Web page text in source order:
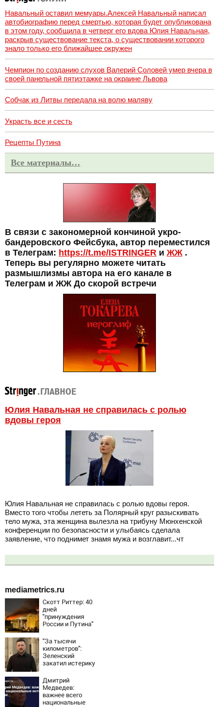
Навальный оставил мемуары.Алексей Навальный написал
автобиографию перед смертью, которая будет опубликована
в этом году, сообщила в четверг его вдова Юлия Навальная,
раскрыв существование текста, о существовании которого
знало только его ближайшее окружен
Чемпион по созданию слухов Валерий Соловей умер вчера в
своей панельной пятиэтажке на окраине Львова
Собчак из Литвы передала на волю маляву
Украсть все и сесть
Рецепты Путина
Все материалы…
В связи с закономерной кончиной укро-
бандеровского Фейсбука, автор переместился
в Телеграм: https://t.me/ISTRINGER и ЖЖ.
Теперь вы регулярно можете читать
размышлизмы автора на его канале в
Телеграм и ЖЖ До скорой встречи
Юлия Навальная не справилась с ролью
вдовы героя
Юлия Навальная не справилась с ролью вдовы героя.
Вместо того чтобы лететь за Полярный круг разыскивать
тело мужа, эта женщина вылезла на трибуну Мюнхенской
конференции по безопасности и улыбаясь сделала
заявление, что поднимет знамя мужа и возглавит...чт
mediametrics.ru
Скотт Риттер: 40
дней
"принуждения
России и Путина"
крах режима
Зеленского
"За тысячи
километров":
Зеленский
закатил истерику
ночного удара
Дмитрий
Медведев:
важнее всего
национальные